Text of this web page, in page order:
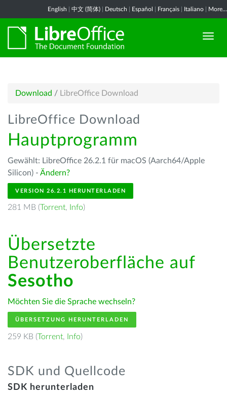
English 中文 (简体) Deutsch Español Français Italiano More...
Download / LibreOffice Download
LibreOffice Download
Hauptprogramm
Gewählt: LibreOffice 26.2.1 für macOS (Aarch64/Apple
Silicon) - Ändern?
VERSION 26.2.1 HERUNTERLADEN
281 MB (Torrent, Info)
Übersetzte
Benutzeroberfläche auf
Sesotho
Möchten Sie die Sprache wechseln?
ÜBERSETZUNG HERUNTERLADEN
259 KB (Torrent, Info)
SDK und Quellcode
SDK herunterladen